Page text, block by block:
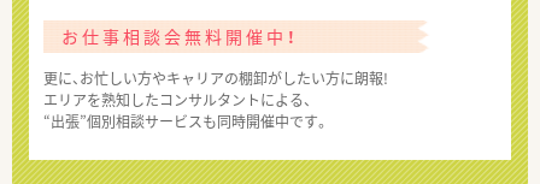
お仕事相談会無料開催中！
更に、お忙しい方やキャリアの棚卸がしたい方に朗報!
エリアを熟知したコンサルタントによる、
“出張”個別相談サービスも同時開催中です。